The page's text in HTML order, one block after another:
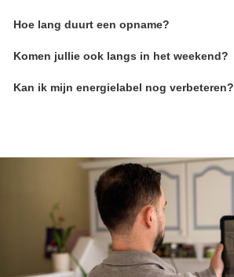
Hoe lang duurt een opname?
Komen jullie ook langs in het weekend?
Kan ik mijn energielabel nog verbeteren?